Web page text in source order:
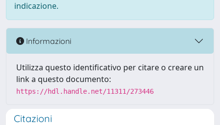
indicazione.
Informazioni
Utilizza questo identificativo per citare o creare un
link a questo documento:
https://hdl.handle.net/11311/273446
Citazioni